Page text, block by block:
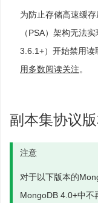
为防止存储高速缓
（PSA）架构无法
3.6.1+）开始禁用读
用多数阅读关注。
副本集协议
注意
对于以下版本的
MongoDB 4.0+中不